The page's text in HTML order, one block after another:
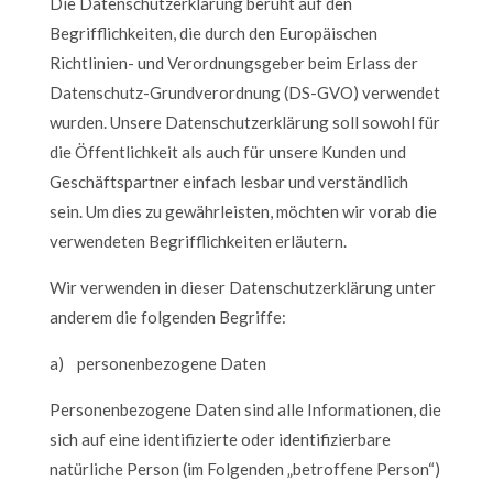
Begrifflichkeiten, die durch den Europäischen
Richtlinien- und Verordnungsgeber beim Erlass der
Datenschutz-Grundverordnung (DS-GVO) verwendet
wurden. Unsere Datenschutzerklärung soll sowohl für
die Öffentlichkeit als auch für unsere Kunden und
Geschäftspartner einfach lesbar und verständlich
sein. Um dies zu gewährleisten, möchten wir vorab die
verwendeten Begrifflichkeiten erläutern.
Wir verwenden in dieser Datenschutzerklärung unter
anderem die folgenden Begriffe:
a) personenbezogene Daten
Personenbezogene Daten sind alle Informationen, die
sich auf eine identifizierte oder identifizierbare
natürliche Person (im Folgenden „betroffene Person“)